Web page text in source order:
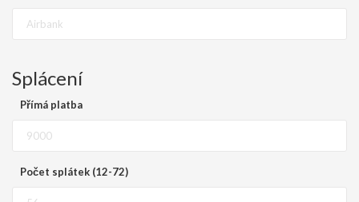
Splácení
Přímá platba
Počet splátek (12-72)